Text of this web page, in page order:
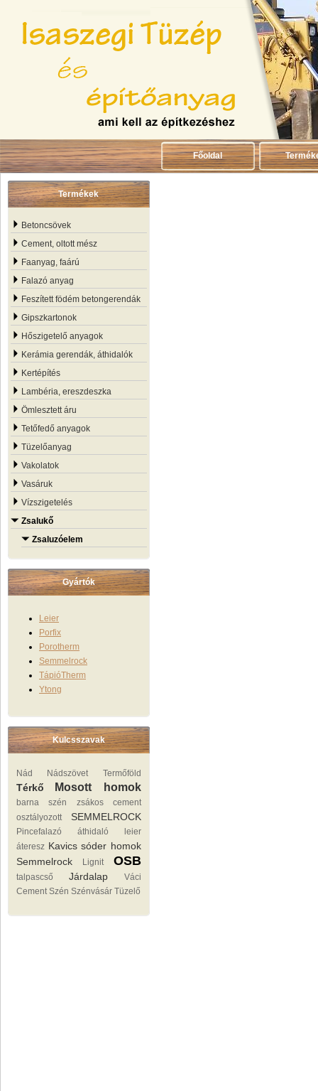
Főoldal
Termékek
Betoncsövek
Cement, oltott mész
Faanyag, faárú
Falazó anyag
Feszített födém betongerendák
Gipszkartonok
Hőszigetelő anyagok
Kerámia gerendák, áthidalók
Kertépítés
Lambéria, ereszdeszka
Ömlesztett áru
Tetőfedő anyagok
Tüzelőanyag
Vakolatok
Vasáruk
Vízszigetelés
Zsalukő
Zsaluzóelem
Gyártók
Leier
Porfix
Porotherm
Semmelrock
TápióTherm
Ytong
Kulcsszavak
Nád Nádszövet Termőföld
Térkő Mosott homok
barna szén
zsákos cement
osztályozott
SEMMELROCK
Pincefalazó áthidaló
leier
áteresz Kavics sóder homok
Semmelrock
Lignit OSB
talpascső Járdalap
Váci
Cement Szén Szénvásár Tüzelő